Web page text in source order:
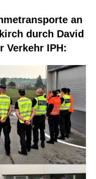
an
durch David
Verkehr IPH: